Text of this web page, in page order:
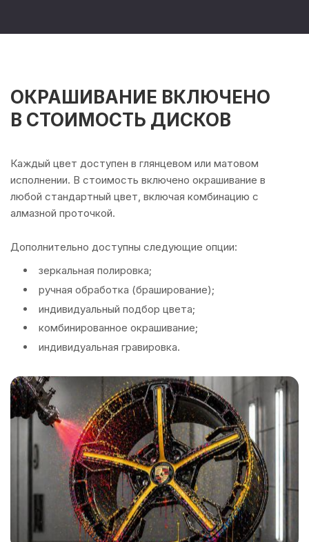
ОКРАШИВАНИЕ ВКЛЮЧЕНО
В СТОИМОСТЬ ДИСКОВ
Каждый цвет доступен в глянцевом или матовом
исполнении. В стоимость включено окрашивание в
любой стандартный цвет, включая комбинацию с
алмазной проточкой.
Дополнительно доступны следующие опции:
зеркальная полировка;
ручная обработка (браширование);
индивидуальный подбор цвета;
комбинированное окрашивание;
индивидуальная гравировка.